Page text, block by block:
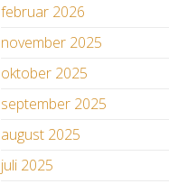
februar 2026
november 2025
oktober 2025
september 2025
august 2025
juli 2025